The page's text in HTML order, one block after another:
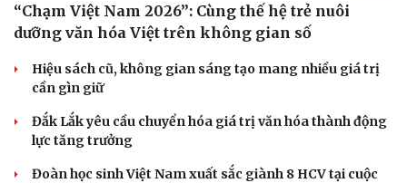
Văn hóa
Sân khấu - Điện ảnh
Văn học
Âm nhạc
Giải trí
Nghệ sĩ
Thời trang
“Chạm Việt Nam 2026”: Cùng thế hệ trẻ nuôi
dưỡng văn hóa Việt trên không gian số
Hiệu sách cũ, không gian sáng tạo mang nhiều giá trị
cần gìn giữ
Đắk Lắk yêu cầu chuyển hóa giá trị văn hóa thành động
lực tăng trưởng
Đoàn học sinh Việt Nam xuất sắc giành 8 HCV tại cuộc